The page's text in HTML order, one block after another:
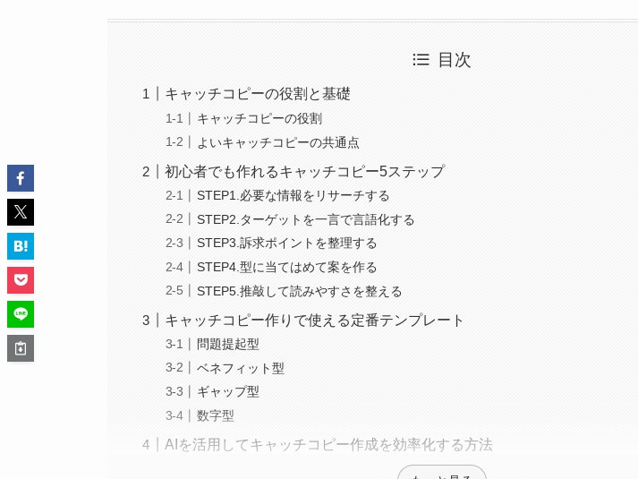
目次
キャッチコピーの役割と基礎
キャッチコピーの役割
よいキャッチコピーの共通点
初心者でも作れるキャッチコピー5ステップ
STEP1.必要な情報をリサーチする
STEP2.ターゲットを一言で言語化する
STEP3.訴求ポイントを整理する
STEP4.型に当てはめて案を作る
STEP5.推敲して読みやすさを整える
キャッチコピー作りで使える定番テンプレート
問題提起型
ベネフィット型
ギャップ型
数字型
AIを活用してキャッチコピー作成を効率化する方法